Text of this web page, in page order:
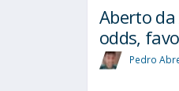
Aberto
odds,
Pedro